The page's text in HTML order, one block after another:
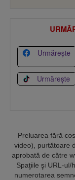
Urmărește
Urmărește
Preluarea fără
video), purtătoare
aprobată de către
Spaţiile şi URL-
numerotarea